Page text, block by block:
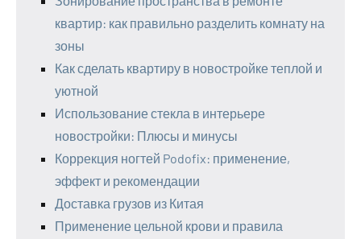
квартир: как правильно разделить комнату на
зоны
Как сделать квартиру в новостройке теплой и
уютной
Использование стекла в интерьере
новостройки: Плюсы и минусы
Коррекция ногтей Podofix: применение,
эффект и рекомендации
Доставка грузов из Китая
Применение цельной крови и правила